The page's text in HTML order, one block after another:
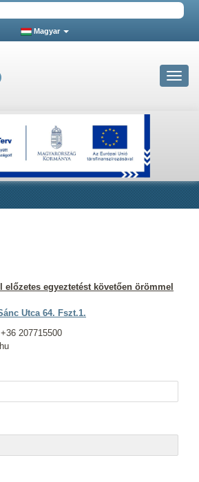
Magyar
Toggle
előzetes egyeztetést követően örömmel
Utca 64. Fszt.1.
207715500